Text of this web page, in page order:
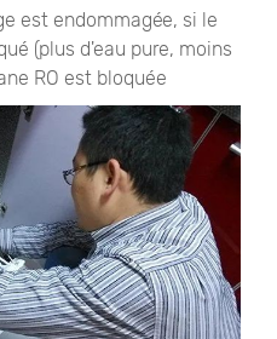
est endommagée, si le
(plus d'eau pure, moins
RO est bloquée